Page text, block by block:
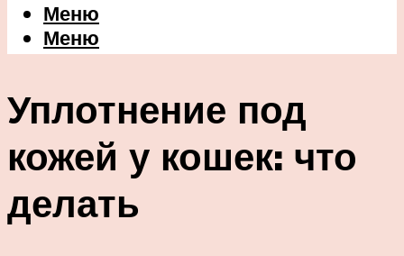
Меню
Меню
Уплотнение под
кожей у кошек: что
делать